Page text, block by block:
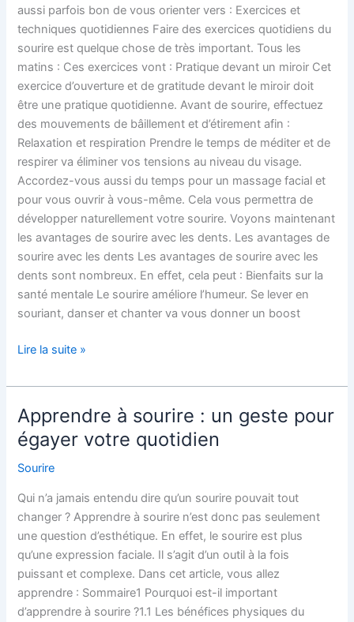
aussi parfois bon de vous orienter vers : Exercices et
techniques quotidiennes Faire des exercices quotidiens du
sourire est quelque chose de très important. Tous les
matins : Ces exercices vont : Pratique devant un miroir Cet
exercice d’ouverture et de gratitude devant le miroir doit
être une pratique quotidienne. Avant de sourire, effectuez
des mouvements de bâillement et d’étirement afin :
Relaxation et respiration Prendre le temps de méditer et de
respirer va éliminer vos tensions au niveau du visage.
Accordez-vous aussi du temps pour un massage facial et
pour vous ouvrir à vous-même. Cela vous permettra de
développer naturellement votre sourire. Voyons maintenant
les avantages de sourire avec les dents. Les avantages de
sourire avec les dents Les avantages de sourire avec les
dents sont nombreux. En effet, cela peut : Bienfaits sur la
santé mentale Le sourire améliore l’humeur. Se lever en
souriant, danser et chanter va vous donner un boost
Lire la suite »
Apprendre à sourire : un geste pour
égayer votre quotidien
Sourire
Qui n’a jamais entendu dire qu’un sourire pouvait tout
changer ? Apprendre à sourire n’est donc pas seulement
une question d’esthétique. En effet, le sourire est plus
qu’une expression faciale. Il s’agit d’un outil à la fois
puissant et complexe. Dans cet article, vous allez
apprendre : Sommaire1 Pourquoi est-il important
d’apprendre à sourire ?1.1 Les bénéfices physiques du
Apprendre
à
sourire
:
geste
égayer
votre
quotidien